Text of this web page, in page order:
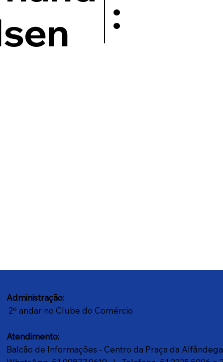
:
Administração:
2º andar no Clube do Comércio
Atendimento:
Balcão de Informações - Centro da Praça da